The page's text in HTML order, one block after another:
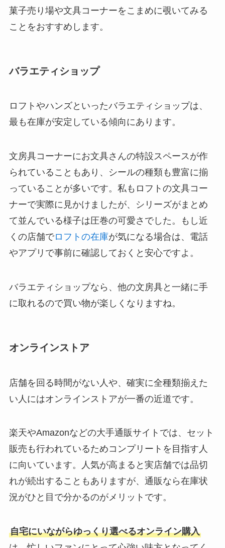
菓子売り場や文具コーナーをこまめに覗いてみる
ことをおすすめします。
バラエティショップ
ロフトやハンズといったバラエティショップは、
最も在庫が安定している傾向にあります。
文房具コーナーにお文具さんの特設スペースが作
られていることもあり、シールの種類も豊富に揃
っていることが多いです。私もロフトの文具コー
ナーで実際に見かけましたが、シリーズがまとめ
て並んでいる様子は圧巻の可愛さでした。もし近
くの店舗でロフトの在庫が気になる場合は、電話
やアプリで事前に確認しておくと安心ですよ。
バラエティショップなら、他の文房具と一緒に手
に取れるので買い物が楽しくなりますね。
オンラインストア
店舗を回る時間がない人や、確実に全種類揃えた
い人にはオンラインストアが一番の近道です。
楽天やAmazonなどの大手通販サイトでは、セット
販売も行われているためコンプリートを目指す人
に向いています。人気が高まると実店舗では品切
れが続出することもありますが、通販なら在庫状
況がひと目で分かるのがメリットです。
自宅にいながらゆっくり選べるオンライン購入